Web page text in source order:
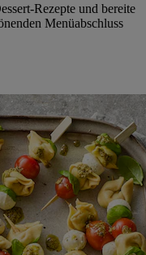
Rezepte und bereite
Menüabschluss